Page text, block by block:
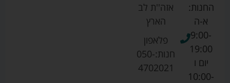
אזה''ת לב
הארץ
פלאפון
חנות:050-
4702021
החנות:
א-ה
9:00-
19:00
יום ו
10:00-